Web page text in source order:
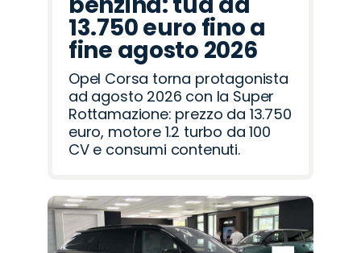
13.750 euro fino a
fine agosto 2026
Opel Corsa torna protagonista
ad agosto 2026 con la Super
Rottamazione: prezzo da 13.750
euro, motore 1.2 turbo da 100
CV e consumi contenuti.